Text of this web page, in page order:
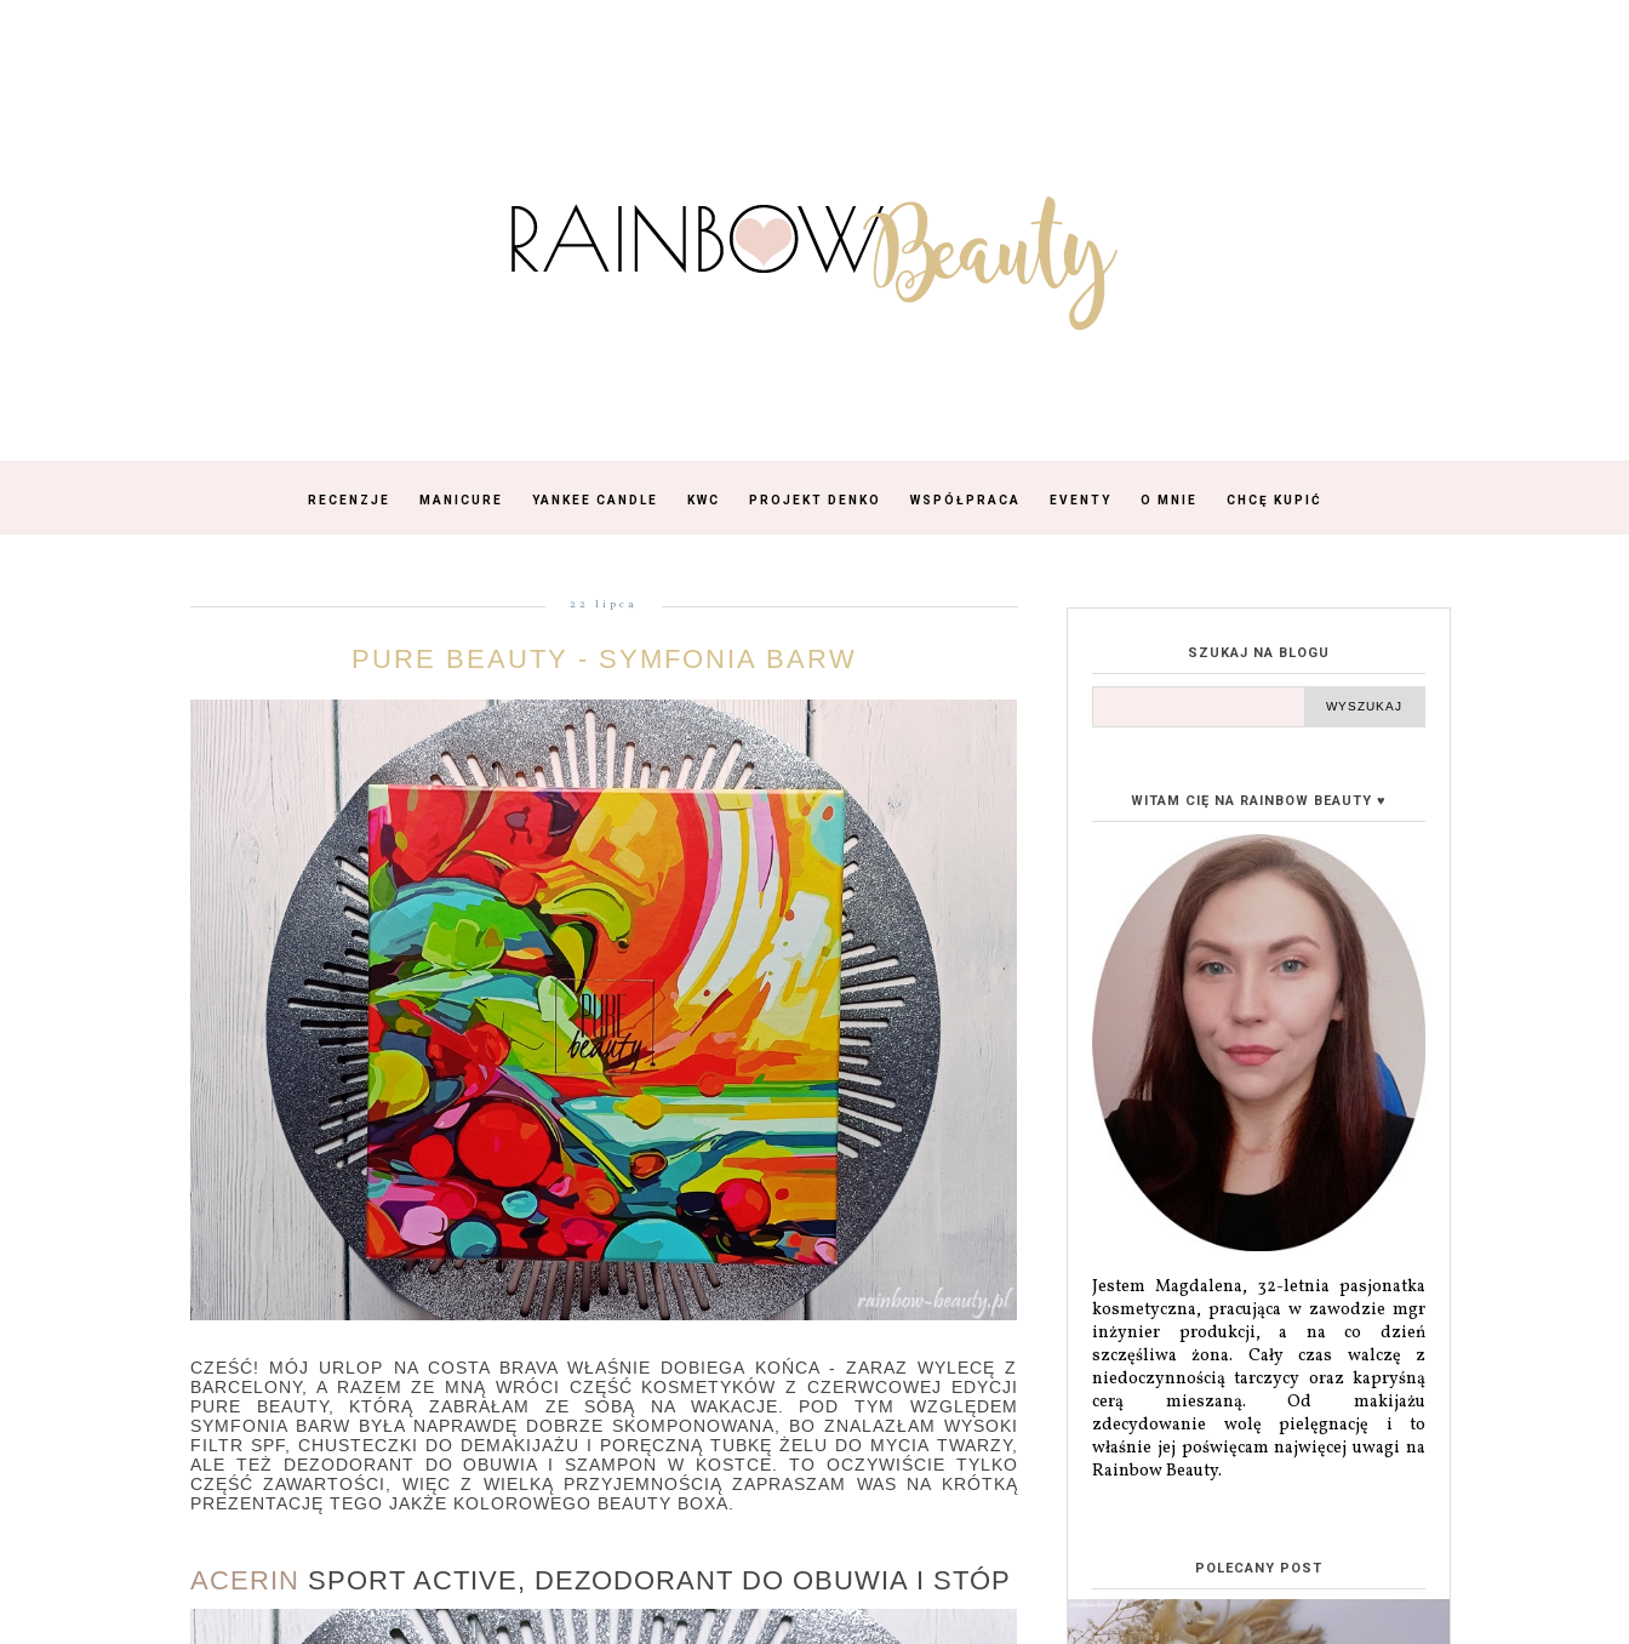
RECENZJE MANICURE YANKEE CANDLE KWC PROJEKT DENKO WSPÓŁPRACA EVENTY O MNIE CHCĘ KUPIĆ
22 lipca
PURE BEAUTY - SYMFONIA BARW
CZEŚĆ! MÓJ URLOP NA COSTA BRAVA WŁAŚNIE DOBIEGA KOŃCA - ZARAZ WYLECĘ Z
BARCELONY, A RAZEM ZE MNĄ WRÓCI CZĘŚĆ KOSMETYKÓW Z CZERWCOWEJ EDYCJI
PURE BEAUTY, KTÓRĄ ZABRAŁAM ZE SOBĄ NA WAKACJE. POD TYM WZGLĘDEM
SYMFONIA BARW BYŁA NAPRAWDĘ DOBRZE SKOMPONOWANA, BO ZNALAZŁAM WYSOKI
FILTR SPF, CHUSTECZKI DO DEMAKIJAŻU I PORĘCZNĄ TUBKĘ ŻELU DO MYCIA TWARZY,
ALE TEŻ DEZODORANT DO OBUWIA I SZAMPON W KOSTCE. TO OCZYWIŚCIE TYLKO
CZĘŚĆ ZAWARTOŚCI, WIĘC Z WIELKĄ PRZYJEMNOŚCIĄ ZAPRASZAM WAS NA KRÓTKĄ
PREZENTACJĘ TEGO JAKŻE KOLOROWEGO BEAUTY BOXA.
ACERIN SPORT ACTIVE, DEZODORANT DO OBUWIA I STÓP
SZUKAJ NA BLOGU
WITAM CIĘ NA RAINBOW BEAUTY ♥
Jestem Magdalena, 32-letnia pasjonatka
kosmetyczna, pracująca w zawodzie mgr
inżynier produkcji, a na co dzień
szczęśliwa żona. Cały czas walczę z
niedoczynnością tarczycy oraz kapryśną
cerą mieszaną. Od makijażu
zdecydowanie wolę pielęgnację i to
właśnie jej poświęcam najwięcej uwagi na
Rainbow Beauty.
POLECANY POST